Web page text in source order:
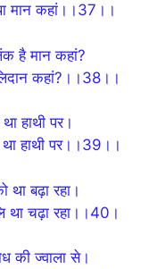
मान कहां।।37।।
है मान कहां?
कहां?।।38।।
हाथी पर।
हाथी पर।।39।।
था बढ़ा रहा।
था चढ़ा रहा।।40।
की ज्वाला से।